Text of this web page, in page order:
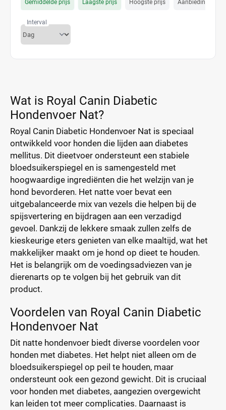
Gemiddelde prijs Laagste prijs Hoogste prijs Aanbiedings prijs
Interval
Wat is Royal Canin Diabetic
Hondenvoer Nat?
Royal Canin Diabetic Hondenvoer Nat is speciaal
ontwikkeld voor honden die lijden aan diabetes
mellitus. Dit dieetvoer ondersteunt een stabiele
bloedsuikerspiegel en is samengesteld met
hoogwaardige ingrediënten die het welzijn van je
hond bevorderen. Het natte voer bevat een
uitgebalanceerde mix van vezels die helpen bij de
spijsvertering en bijdragen aan een verzadigd
gevoel. Dankzij de lekkere smaak zullen zelfs de
kieskeurige eters genieten van elke maaltijd, wat het
makkelijker maakt om je hond op dieet te houden.
Het is belangrijk om de voedingsadviezen van je
dierenarts op te volgen bij het gebruik van dit
product.
Voordelen van Royal Canin Diabetic
Hondenvoer Nat
Dit natte hondenvoer biedt diverse voordelen voor
honden met diabetes. Het helpt niet alleen om de
bloedsuikerspiegel op peil te houden, maar
ondersteunt ook een gezond gewicht. Dit is cruciaal
voor honden met diabetes, aangezien overgewicht
kan leiden tot meer complicaties. Daarnaast is